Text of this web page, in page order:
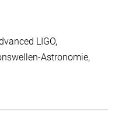
LIGO
Astronomie